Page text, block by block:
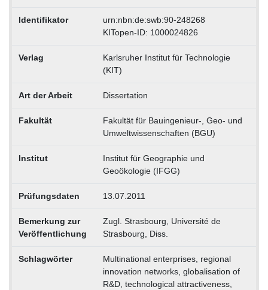
Identifikator
urn:nbn:de:swb:90-248268
KITopen-ID: 1000024826
Verlag
Karlsruher Institut für Technologie
(KIT)
Art der Arbeit Dissertation
Fakultät
Fakultät für Bauingenieur-, Geo- und
Umweltwissenschaften (BGU)
Institut
Institut für Geographie und
Geoökologie (IFGG)
Prüfungsdaten 13.07.2011
Bemerkung zur
Veröffentlichung
Zugl. Strasbourg, Université de
Strasbourg, Diss.
Schlagwörter
Multinational enterprises, regional
innovation networks, globalisation of
R&D, technological attractiveness,